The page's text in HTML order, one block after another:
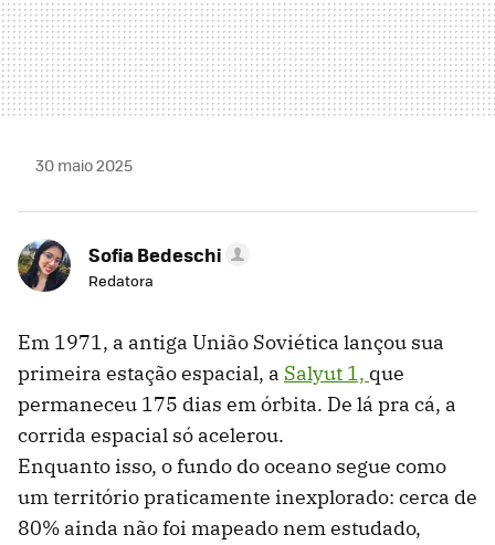
30 maio 2025
Sofia Bedeschi
Redatora
Em 1971, a antiga União Soviética lançou sua
primeira estação espacial, a Salyut 1, que
permaneceu 175 dias em órbita. De lá pra cá, a
corrida espacial só acelerou.
Enquanto isso, o fundo do oceano segue como
um território praticamente inexplorado: cerca de
80% ainda não foi mapeado nem estudado,